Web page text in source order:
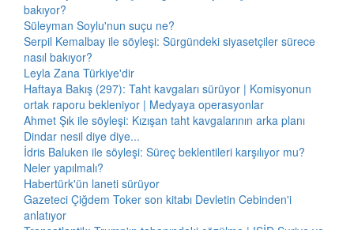
bakıyor?
Süleyman Soylu'nun suçu ne?
Serpil Kemalbay ile söyleşi: Sürgündeki siyasetçiler sürece
nasıl bakıyor?
Leyla Zana Türkiye'dir
Haftaya Bakış (297): Taht kavgaları sürüyor | Komisyonun
ortak raporu bekleniyor | Medyaya operasyonlar
Ahmet Şık ile söyleşi: Kızışan taht kavgalarının arka planı
Dindar nesil diye diye...
İdris Baluken ile söyleşi: Süreç beklentileri karşılıyor mu?
Neler yapılmalı?
Habertürk'ün laneti sürüyor
Gazeteci Çiğdem Toker son kitabı Devletin Cebinden'i
anlatıyor